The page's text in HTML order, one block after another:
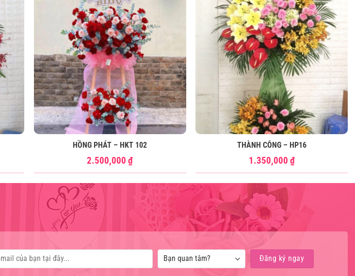
HỒNG PHÁT – HKT 102
2.500,000₫
THÀNH CÔNG – HP16
1.350,000 ₫